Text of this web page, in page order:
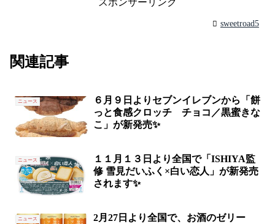
sweetroad5
関連記事
ニュース
６月９日よりセブンイレブンから「餅
っと食感クロッチ チョコ／黒蜜きな
こ」が新発売✨
ニュース
１１月１３日より全国で「ISHIYA監
修 雪見だいふく×白い恋人」が新発売
されます✨
ニュース
2月27日より全国で、お酒のゼリー